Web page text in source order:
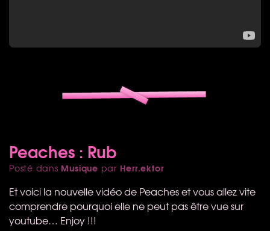
Peaches : Rub
Posté dans Musique par Herr.ektor
Et voici la nouvelle vidéo de Peaches et vous allez vite
comprendre pourquoi elle ne peut pas être vue sur
youtube… Enjoy !!!